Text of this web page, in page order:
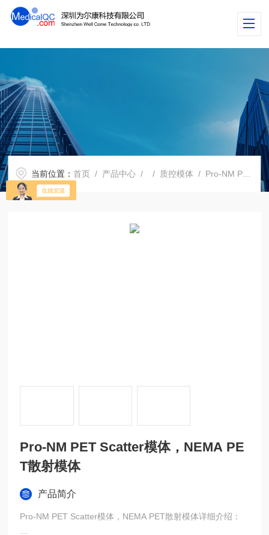
当前位置：首页 / 产品中心 / / 质控模体 / Pro-NM PET Scatter模体，NEMA PET散射模体
Pro-NM PET Scatter模体，NEMA PE
T散射模体
产品简介
Pro-NM PET Scatter模体，NEMA PET散射模体详细介绍：